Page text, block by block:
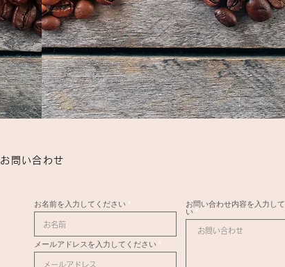
お問い合わせ
お名前を入力してください
メールアドレスを入力してください
お問い合わせ内容を入力し
い